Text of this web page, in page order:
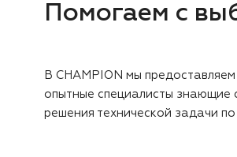
Помогаем с
В CHAMPION мы
опытные специалисты знающие
решения технической задачи